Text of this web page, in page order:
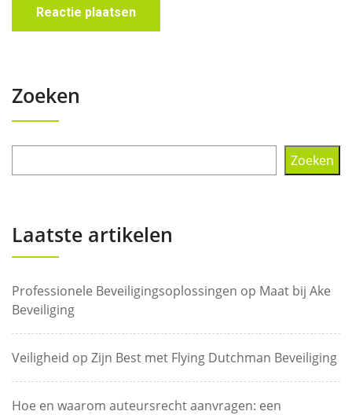
Zoeken
Zoeken
Laatste artikelen
Professionele Beveiligingsoplossingen op Maat bij Ake
Beveiliging
Veiligheid op Zijn Best met Flying Dutchman Beveiliging
Hoe en waarom auteursrecht aanvragen: een